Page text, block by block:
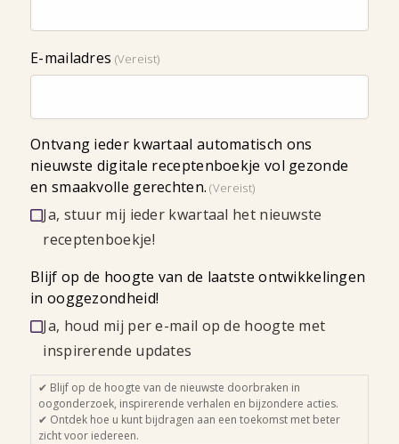
E-mailadres (Vereist)
Ontvang ieder kwartaal automatisch ons
nieuwste digitale receptenboekje vol gezonde
en smaakvolle gerechten. (Vereist)
Ja, stuur mij ieder kwartaal het nieuwste
receptenboekje!
Blijf op de hoogte van de laatste ontwikkelingen
in ooggezondheid!
Ja, houd mij per e-mail op de hoogte met
inspirerende updates
✔ Blijf op de hoogte van de nieuwste doorbraken in
oogonderzoek, inspirerende verhalen en bijzondere acties.
✔ Ontdek hoe u kunt bijdragen aan een toekomst met beter
zicht voor iedereen.